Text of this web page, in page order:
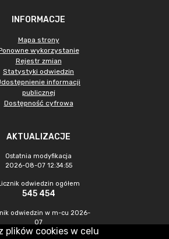
INFORMACJE
Mapa strony
wykorzystanie
Rejestr zmian
Statystyki odwiedzin
informacji
publicznej
Dostępność cyfrowa
AKTUALIZACJE
Ostatnia modyfikacja
2026-08-07 12:34:55
odwiedzin ogółem
545 454
odwiedzin w m-cu 2026-
07
1 470
plików cookies w celu